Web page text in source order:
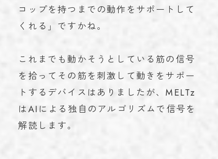
コップを持つまでの動作をサポートして
くれる」ですかね。
これまでも動かそうとしている筋の信号
を拾ってその筋を刺激して動きをサポー
トするデバイスはありましたが、MELTz
はAIによる独自のアルゴリズムで信号を
解読します。